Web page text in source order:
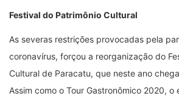
Festival do Patrimônio Cultural
As severas restrições provocadas pela
coronavírus, forçou a reorganização do
Cultural de Paracatu, que neste ano
Assim como o Tour Gastronômico 2020,